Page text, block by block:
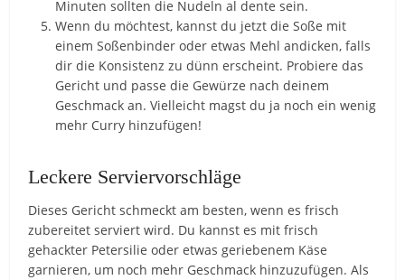
Minuten sollten die Nudeln al dente sein.
Wenn du möchtest, kannst du jetzt die Soße mit
einem Soßenbinder oder etwas Mehl andicken, falls
dir die Konsistenz zu dünn erscheint. Probiere das
Gericht und passe die Gewürze nach deinem
Geschmack an. Vielleicht magst du ja noch ein wenig
mehr Curry hinzufügen!
Leckere Serviervorschläge
Dieses Gericht schmeckt am besten, wenn es frisch
zubereitet serviert wird. Du kannst es mit frisch
gehackter Petersilie oder etwas geriebenem Käse
garnieren, um noch mehr Geschmack hinzuzufügen. Als